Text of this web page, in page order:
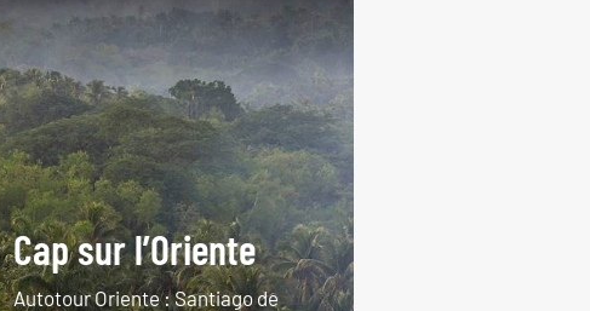
Cap sur l’Oriente
Autotour Oriente : Santiago de